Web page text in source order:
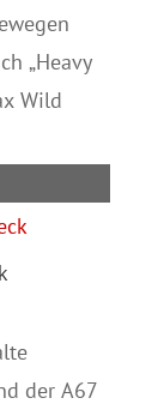
„Heavy
Wild
der A67